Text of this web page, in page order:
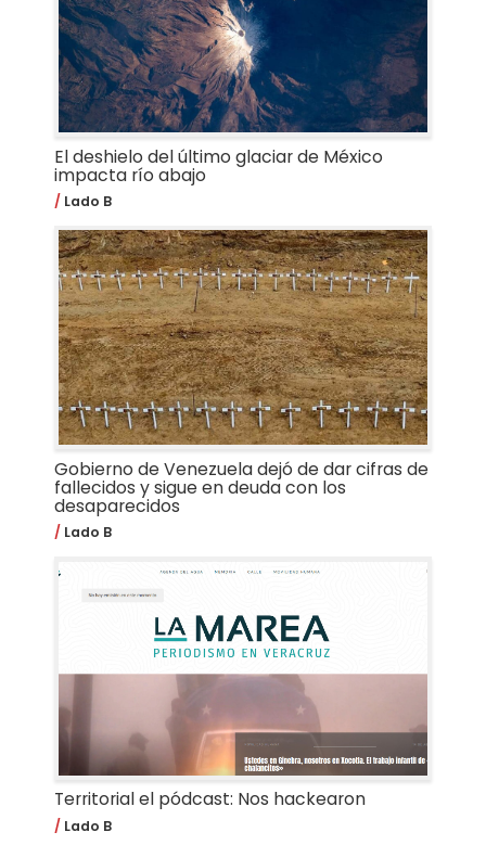
El deshielo del último glaciar de México
impacta río abajo
Lado B
Gobierno de Venezuela dejó de dar cifras de
fallecidos y sigue en deuda con los
desaparecidos
Lado B
Territorial el pódcast: Nos hackearon
Lado B